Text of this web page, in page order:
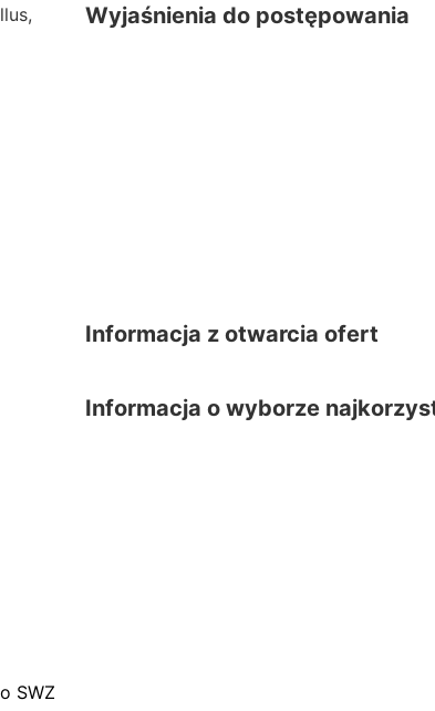
Wyjaśnienia do postępowania
Informacja z otwarcia ofert
Informacja o wyborze
SWZ